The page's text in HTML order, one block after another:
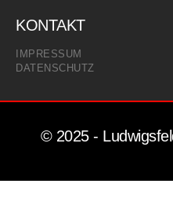
KONTAKT
IMPRESSUM
DATENSCHUTZ
© 2025 -